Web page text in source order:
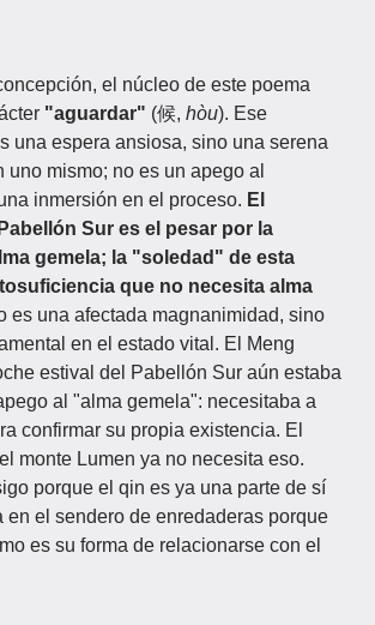
el núcleo de este poema
"aguardar" (候, hòu). Ese
una espera ansiosa, sino una serena
mismo; no es un apego al
inmersión en el proceso. El
Sur es el pesar por la
gemela; la "soledad" de esta
que no necesita alma
es una afectada magnanimidad, sino
en el estado vital. El Meng
estival del Pabellón Sur aún estaba
al "alma gemela": necesitaba a
confirmar su propia existencia. El
monte Lumen ya no necesita eso.
porque el qin es ya una parte de sí
en el sendero de enredaderas porque
es su forma de relacionarse con el